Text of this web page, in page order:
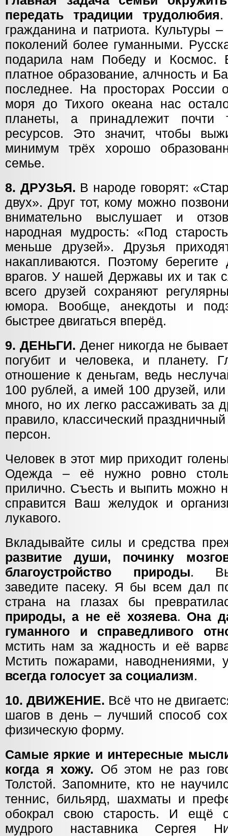
передать традиции трудолюбия.
гражданина и патриота. Культуры
поколений более гуманными.
подарила нам Победу и Космос.
платное образование, алчность и
последнее. На просторах России
моря до Тихого океана нас
планеты, а принадлежит почти
ресурсов. Это значит, чтобы
минимум трёх хорошо
семье.
8. ДРУЗЬЯ. В народе говорят:
двух». Друг тот, кому можно
внимательно выслушает и
народная мудрость: «Под
меньше друзей». Друзья
накапливаются. Поэтому
врагов. У нашей Державы их и так
всего друзей сохраняют
юмора. Вообще, анекдоты и
быстрее двигаться вперёд.
9. ДЕНЬГИ. Денег никогда не
погубит и человека, и планету.
отношение к деньгам, ведь
100 рублей, а имей 100 друзей,
много, но их легко рассаживать за
правило, классический
персон.
Человек в этот мир приходит
Одежда – её нужно ровно
прилично. Съесть и выпить можно
справится Ваш желудок и
лукавого.
Вкладывайте силы и средства
развитие души, починку
благоустройство природы.
заведите пасеку. Я бы всем дал
страна на глазах бы
природы, а не её хозяева. Она
гуманного и справедливого
мстить нам за жадность и её
Мстить пожарами, наводнениями,
всегда голосует за социализм.
10. ДВИЖЕНИЕ. Всё что не
шагов в день – лучший способ
физическую форму.
Самые яркие и интересные
когда я хожу. Об этом не раз
Толстой. Запомните, кто не
теннис, бильярд, шахматы и
обокрал свою старость. И ещё
мудрого наставника Сергея